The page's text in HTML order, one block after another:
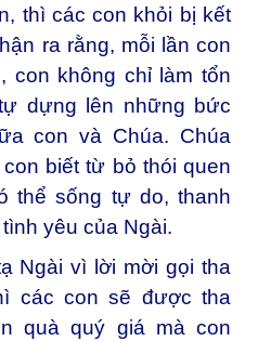
thì các con khỏi bị kết
ra rằng, mỗi lần con
con không chỉ làm tổn
dựng lên những bức
con và Chúa. Chúa
biết từ bỏ thói quen
thể sống tự do, thanh
yêu của Ngài.
Ngài vì lời mời gọi tha
các con sẽ được tha
quà quý giá mà con